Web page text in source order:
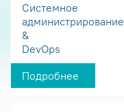
Системное
администрирование
&
DevOps
Подробнее